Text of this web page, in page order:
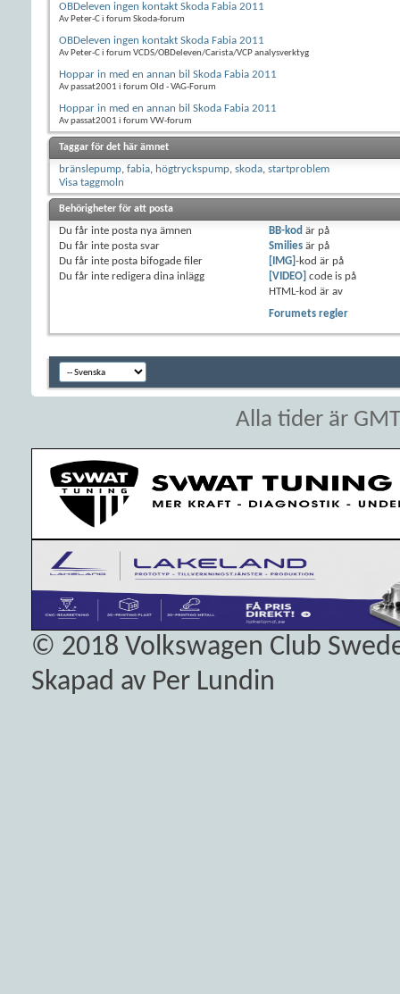
OBDeleven ingen kontakt Skoda Fabia 2011
Av Peter-C i forum Skoda-forum
OBDeleven ingen kontakt Skoda Fabia 2011
Av Peter-C i forum VCDS/OBDeleven/Carista/VCP analysverktyg
Hoppar in med en annan bil Skoda Fabia 2011
Av passat2001 i forum Old - VAG-Forum
Hoppar in med en annan bil Skoda Fabia 2011
Av passat2001 i forum VW-forum
Taggar för det här ämnet
bränslepump, fabia, högtryckspump, skoda, startproblem
Visa taggmoln
Behörigheter för att posta
Du får inte posta nya ämnen
Du får inte posta svar
Du får inte posta bifogade filer
Du får inte redigera dina inlägg
BB-kod är på
Smiliesär på
[IMG] -kod är på
[VIDEO] code is på
HTML-kod är av
Forumets regler
Alla tider är
© 2018 Volkswagen Club
Skapad av Per Lundin